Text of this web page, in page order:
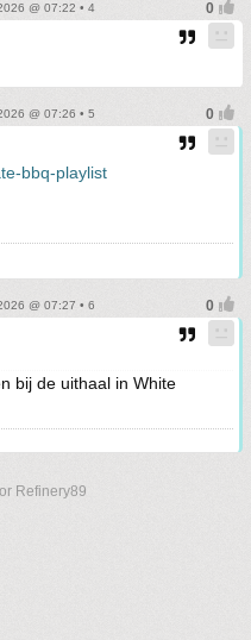
@ 07:22 • 4
@ 07:26 • 5
bbq-playlist
@ 07:27 • 6
bij de uithaal in White
Refinery89